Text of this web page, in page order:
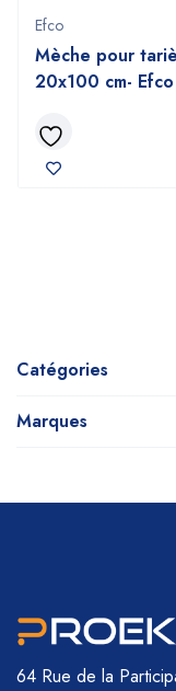
Catégories
Marques
Efco
Mèche pour
20x100 cm- Efco
64 Rue de la